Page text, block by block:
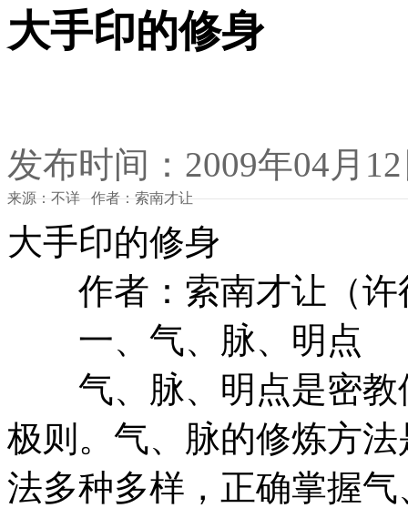
大手印的修身
发布时间：2009年04月
来源：不详 作者：索南才让
大手印的修身
作者：索南才让（许
一、气、脉、明点
气、脉、明点是密教
极则。气、脉的修炼方
法多种多样，正确掌握